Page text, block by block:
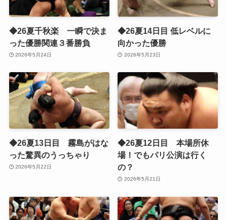
◆26夏千秋楽 一瞬で決ま
った優勝関連３番勝負
2026年5月24日
◆26夏14日目 低レベルに
向かった優勝
2026年5月23日
◆26夏13日目 霧島がはな
った驚異のうっちゃり
2026年5月22日
◆26夏12日目 本場所休
場！でもパリ公演は行く
の？
2026年5月21日